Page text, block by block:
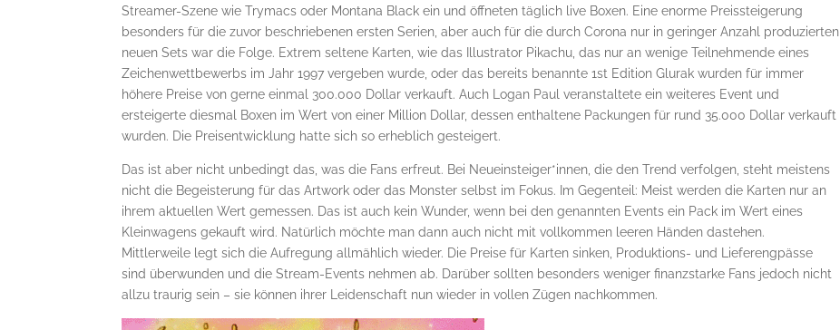
Streamer-Szene wie Trymacs oder Montana Black ein und öffneten täglich live Boxen. Eine enorme Preissteigerung
besonders für die zuvor beschriebenen ersten Serien, aber auch für die durch Corona nur in geringer Anzahl produzierten
neuen Sets war die Folge. Extrem seltene Karten, wie das Illustrator Pikachu, das nur an wenige Teilnehmende eines
Zeichenwettbewerbs im Jahr 1997 vergeben wurde, oder das bereits benannte 1st Edition Glurak wurden für immer
höhere Preise von gerne einmal 300.000 Dollar verkauft. Auch Logan Paul veranstaltete ein weiteres Event und
ersteigerte diesmal Boxen im Wert von einer Million Dollar, dessen enthaltene Packungen für rund 35.000 Dollar verkauft
wurden. Die Preisentwicklung hatte sich so erheblich gesteigert.
Das ist aber nicht unbedingt das, was die Fans erfreut. Bei Neueinsteiger*innen, die den Trend verfolgen, steht meistens
nicht die Begeisterung für das Artwork oder das Monster selbst im Fokus. Im Gegenteil: Meist werden die Karten nur an
ihrem aktuellen Wert gemessen. Das ist auch kein Wunder, wenn bei den genannten Events ein Pack im Wert eines
Kleinwagens gekauft wird. Natürlich möchte man dann auch nicht mit vollkommen leeren Händen dastehen.
Mittlerweile legt sich die Aufregung allmählich wieder. Die Preise für Karten sinken, Produktions- und Lieferengpässe
sind überwunden und die Stream-Events nehmen ab. Darüber sollten besonders weniger finanzstarke Fans jedoch nicht
allzu traurig sein – sie können ihrer Leidenschaft nun wieder in vollen Zügen nachkommen.